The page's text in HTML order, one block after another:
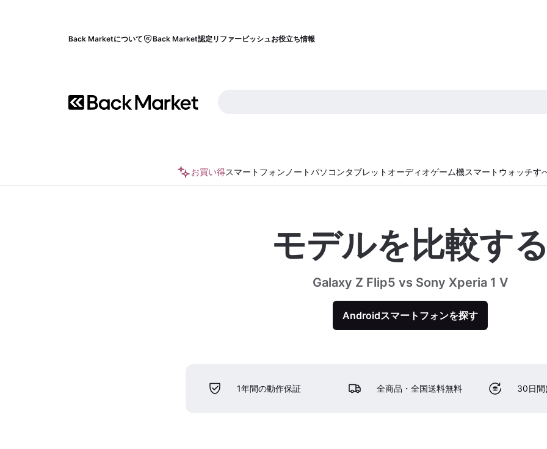
Back Marketについて Back Market認定リファービッシュお役立ち情報
お買い得スマートフォン ノートパソコンタブレット オーディオゲーム機スマートウォッチす
モデルを比較す
Galaxy Z Flip5 vs Sony Xperia 1 V
Androidスマートフォンを探す
1年間の動作保証 全商品・全国送料無料 30日間